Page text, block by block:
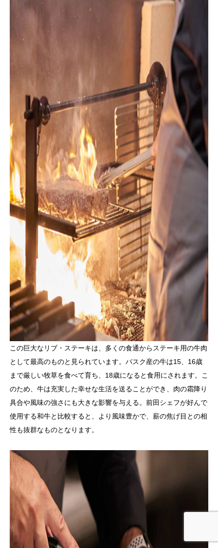
この巨大なリブ・ステーキは、多くの食通からステーキ用の牛肉
として最高のものと見られています。バスク産の牛は15、16歳
まで厳しい牧草を食べて育ち、18歳になると食用にされます。こ
のため、牛は充実した幸せな生活を送ることができ、肉の霜降り
具合や風味の強さにも大きな影響を与える。前田シェフが好んで
使用する和牛と比較すると、より風味豊かで、薪の焦げ目との相
性も抜群なものとなります。